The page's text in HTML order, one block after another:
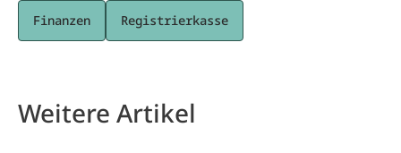
Finanzen Registrierkasse
Weitere Artikel